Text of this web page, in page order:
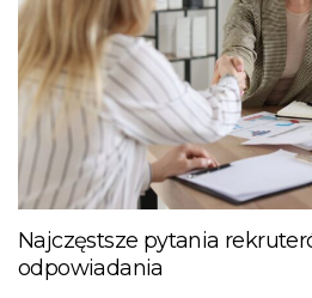
Najczęstsze pytania
odpowiadania